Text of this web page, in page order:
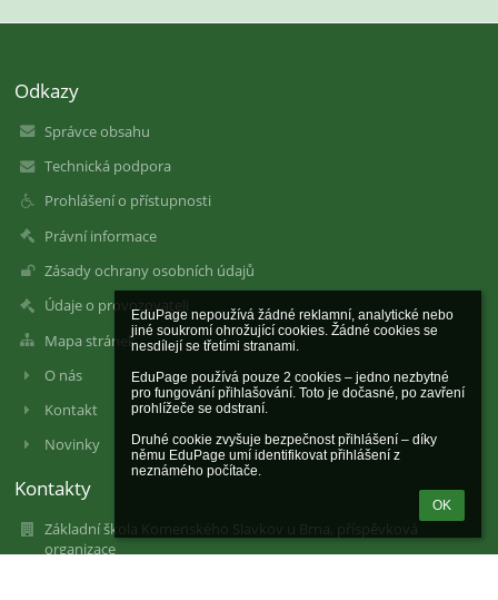
EduPage nepoužívá žádné reklamní, analytické nebo
jiné soukromí ohrožující cookies. Žádné cookies se
nesdílejí se třetími stranami.
EduPage používá pouze 2 cookies – jedno nezbytné
pro fungování přihlašování. Toto je dočasné, po zavření
prohlížeče se odstraní.
Druhé cookie zvyšuje bezpečnost přihlášení – díky
němu EduPage umí identifikovat přihlášení z
neznámého počítače.
OK
Odkazy
Správce obsahu
Technická podpora
Prohlášení o přístupnosti
Právní informace
Zásady ochrany osobních údajů
Údaje o provozovateli
Mapa stránek
O nás
Kontakt
Novinky
Kontakty
Základní škola Komenského Slavkov u Brna, příspěvková
organizace